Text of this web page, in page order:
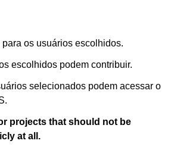
os usuários escolhidos.
escolhidos podem contribuir.
selecionados podem acessar o
projects that should not be
at all.